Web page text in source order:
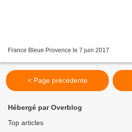
France Bleue Provence le 7 juin 2017
< Page précédente
Hébergé par Overblog
Top articles